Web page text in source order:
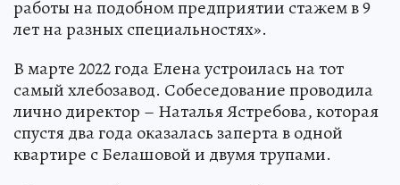
работы на подобном предприятии стажем в 9
лет на разных специальностях».
В марте 2022 года Елена устроилась на тот
самый хлебозавод. Собеседование проводила
лично директор – Наталья Ястребова, которая
спустя два года оказалась заперта в одной
квартире с Белашовой и двумя трупами.